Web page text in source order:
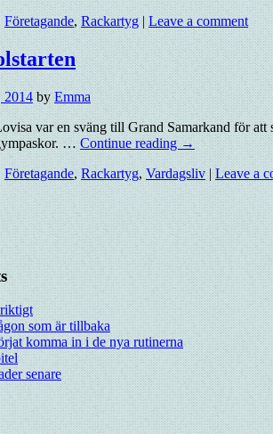
Företagande,Rackartyg | Leave a comment
2014 by Emma
var en sväng till Grand Samarkand för
…Continue reading→
Företagande,Rackartyg,Vardagsliv | Leave a
som är tillbaka
komma in i de nya rutinerna
senare